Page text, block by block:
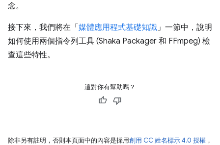
念。
接下來，我們將在「媒體應用程式基礎知識 」一節中，說明
如何使用兩個指令列工具 (Shaka Packager 和 FFmpeg) 檢
查這些特性。
這對你有幫助嗎？
除非另有註明，否則本頁面中的內容是採用創用 CC 姓名標示 4.0 授權 ，